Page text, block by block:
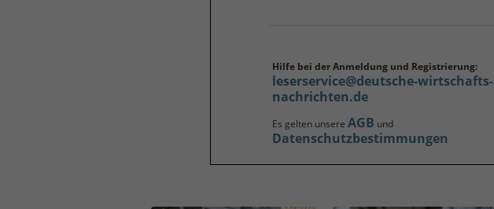
Hilfe bei der Anmeldung und Registrierung:
leserservice@deutsche-wirtschafts-
nachrichten.de
Es gelten unsere AGB und
Datenschutzbestimmungen